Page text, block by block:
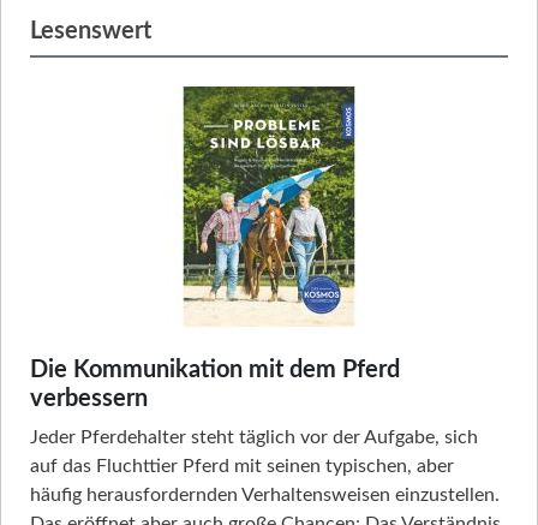
Lesenswert
Die Kommunikation mit dem Pferd
verbessern
Jeder Pferdehalter steht täglich vor der Aufgabe, sich
auf das Fluchttier Pferd mit seinen typischen, aber
häufig herausfordernden Verhaltensweisen einzustellen.